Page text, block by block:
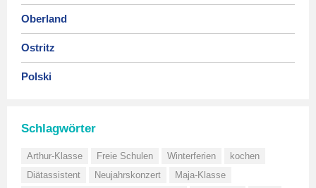
Oberland
Ostritz
Polski
Schlagwörter
Arthur-Klasse Freie Schulen Winterferien
kochen
Diätassistent
Neujahrskonzert
Maja-Klasse